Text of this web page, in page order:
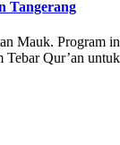
Tangerang
Mauk. Program
Qur’an